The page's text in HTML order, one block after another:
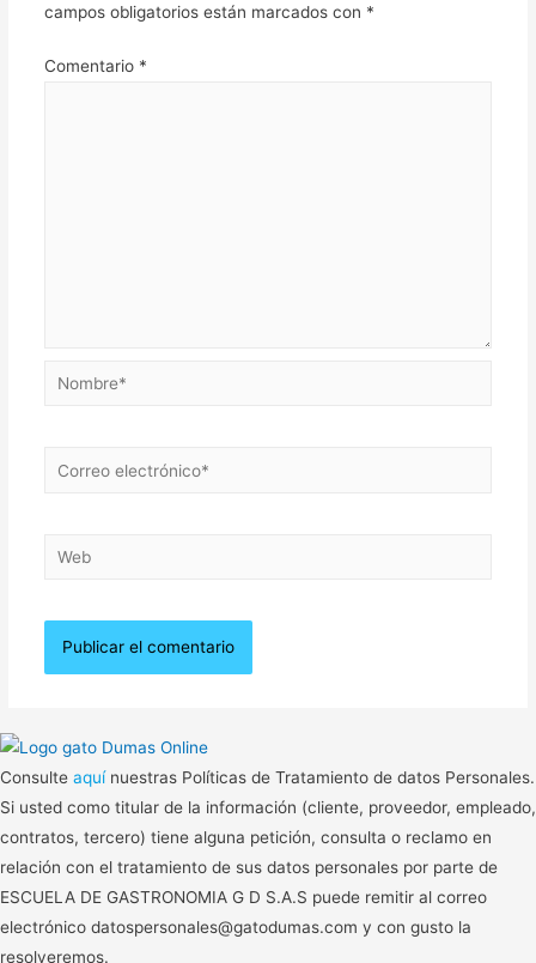
campos obligatorios están marcados con *
Comentario *
Nombre*
Correo
Web
Consulte aquí nuestras Políticas de Tratamiento de datos Personales.
Si usted como titular de la información (cliente, proveedor, empleado,
contratos, tercero) tiene alguna petición, consulta o reclamo en
relación con el tratamiento de sus datos personales por parte de
ESCUELA DE GASTRONOMIA G D S.A.S puede remitir al correo
electrónico datospersonales@gatodumas.com y con gusto la
resolveremos.